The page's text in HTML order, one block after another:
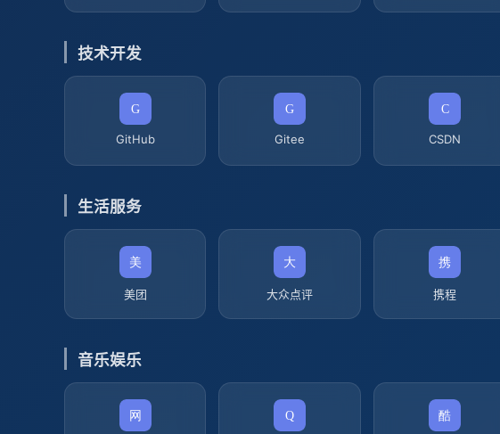
技术开发
GitHub Gitee CSDN
生活服务
美团 大众点评 携程
音乐娱乐